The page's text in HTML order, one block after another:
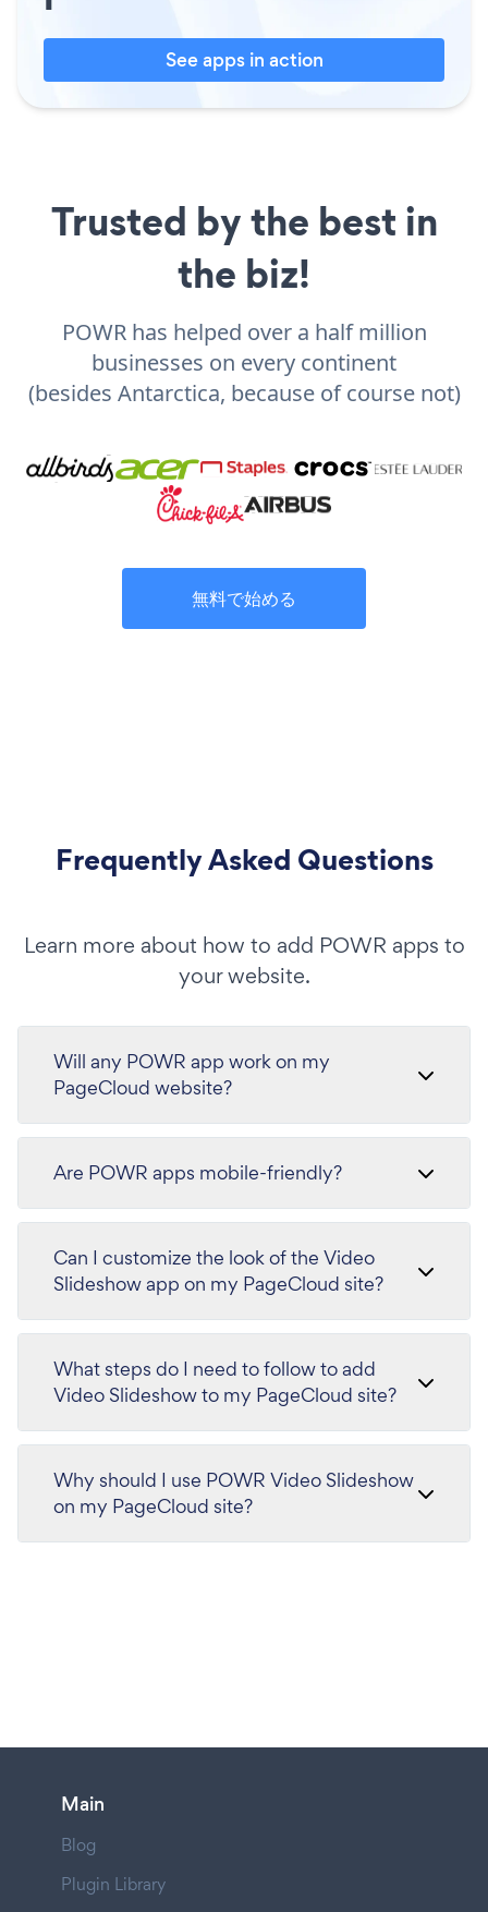
See apps in action
Trusted by the best in
the biz!
POWR has helped over a half million
businesses on every continent
(besides Antarctica, because of course not)
無料で始める
Frequently Asked Questions
Learn more about how to add POWR apps to
your website.
Will any POWR app work on my
PageCloud website?
Are POWR apps mobile-friendly?
Can I customize the look of the Video
Slideshow app on my PageCloud site?
What steps do I need to follow to add
Video Slideshow to my PageCloud site?
Why should I use POWR Video Slideshow
on my PageCloud site?
Main
Blog
Plugin Library